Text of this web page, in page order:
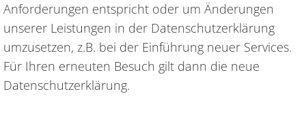
Anforderungen entspricht oder um Änderungen
unserer Leistungen in der Datenschutzerklärung
umzusetzen, z.B. bei der Einführung neuer Services.
Für Ihren erneuten Besuch gilt dann die neue
Datenschutzerklärung.